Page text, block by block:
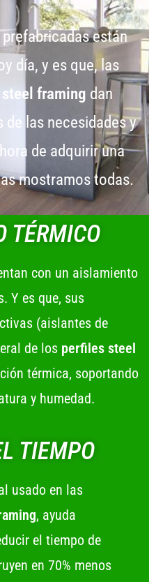
están
día, y es que, las
framing dan
de las necesidades y
de adquirir una
mostramos todas.
TÉRMICO
con un aislamiento
Y es que, sus
(aislantes de
de los perfiles steel
térmica, soportando
y humedad.
TIEMPO
usado en las
, ayuda
el tiempo de
en 70% menos